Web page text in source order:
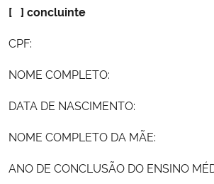
[ ] concluinte
CPF:
NOME COMPLETO:
DATA DE NASCIMENTO:
NOME COMPLETO DA MÃE:
ANO DE CONCLUSÃO DO ENSINO